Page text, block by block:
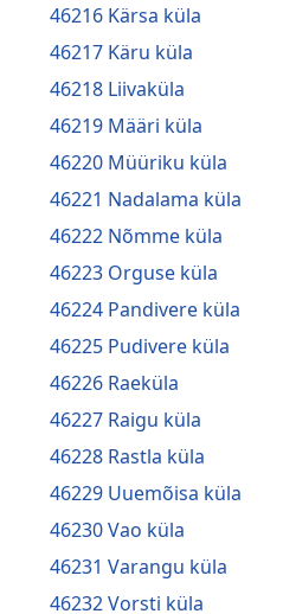
46216 Kärsa küla
46217 Käru küla
46218 Liivaküla
46219 Määri küla
46220 Müüriku küla
46221 Nadalama küla
46222 Nõmme küla
46223 Orguse küla
46224 Pandivere küla
46225 Pudivere küla
46226 Raeküla
46227 Raigu küla
46228 Rastla küla
46229 Uuemõisa küla
46230 Vao küla
46231 Varangu küla
46232 Vorsti küla